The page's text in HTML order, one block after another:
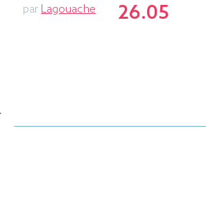
par Lagouache 26.05